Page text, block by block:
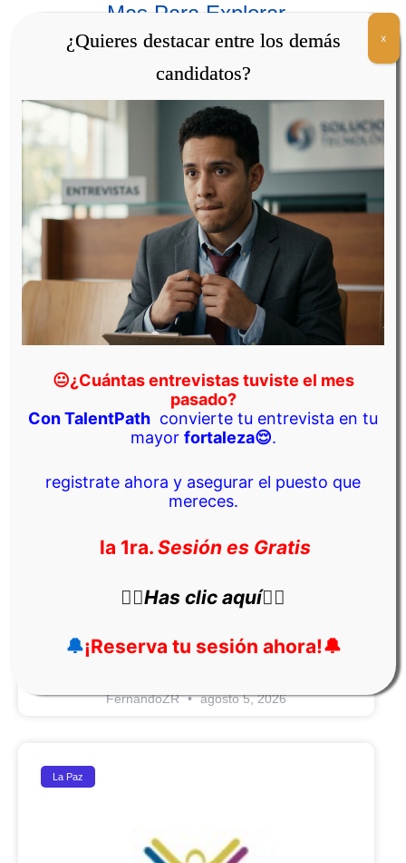
Mas Para Explorar
Cochabamba
Oficial De Captaciones
FernandoZR agosto 5, 2026
La Paz
¿Quieres destacar entre los demás
candidatos?
😐¿Cuántas entrevistas tuviste el mes
pasado?
Con TalentPath convierte tu entrevista en tu
mayor fortaleza😌.
registrate ahora y asegurar el puesto que
mereces.
la 1ra. Sesión es Gratis
👇🏼Has clic aquí👇🏼
🔔¡Reserva tu sesión ahora!🔔
x